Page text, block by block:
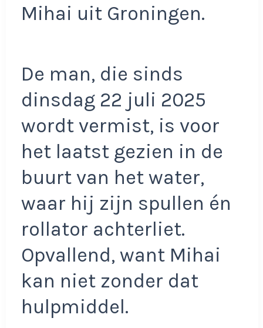
Mihai uit Groningen.
De man, die sinds
dinsdag 22 juli 2025
wordt vermist, is voor
het laatst gezien in de
buurt van het water,
waar hij zijn spullen én
rollator achterliet.
Opvallend, want Mihai
kan niet zonder dat
hulpmiddel.